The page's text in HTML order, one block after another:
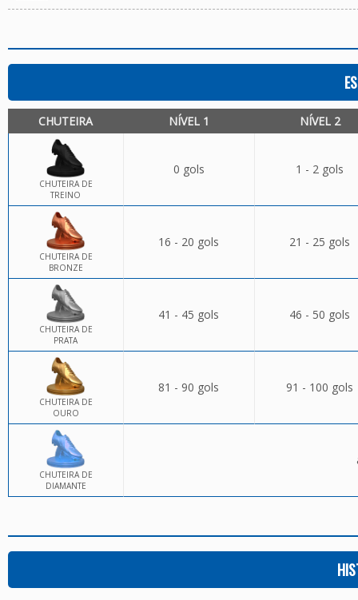
CHUTEIRA NÍVEL 1 NÍVEL 2
CHUTEIRA DE
TREINO
0 gols 1 - 2 gols
CHUTEIRA DE
BRONZE
16 - 20 gols 21 - 25 gols
CHUTEIRA DE
PRATA
41 - 45 gols 46 - 50 gols
CHUTEIRA DE
OURO
81 - 90 gols 91 - 100 gols
CHUTEIRA DE
DIAMANTE